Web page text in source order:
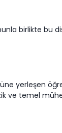
birlikte bu
yerleşen
ve temel